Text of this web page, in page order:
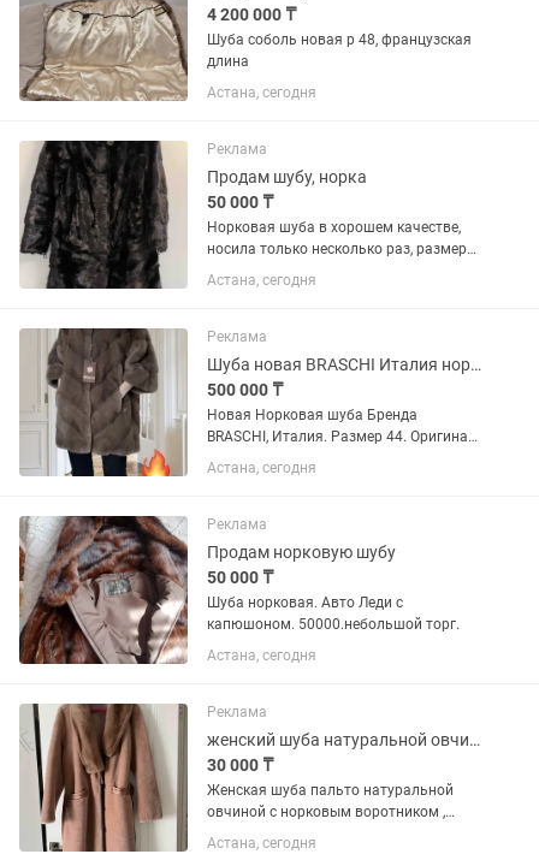
4 200 000 ₸
Шуба соболь новая р 48, французская
длина
Астана, сегодня
Реклама
Продам шубу, норка
50 000 ₸
Норковая шуба в хорошем качестве,
носила только несколько раз, размер
42-44
Астана, сегодня
Реклама
Шуба новая BRASCHI Италия норковая
500 000 ₸
Новая Норковая шуба Бренда
BRASCHI, Италия. Размер 44. Оригинал.
Отличный вариант как подарок на
Құдалық, Юбилей или другой праздник.
плечики, все этикетки на месте,...
Астана, сегодня
Реклама
Продам норковую шубу
50 000 ₸
Шуба норковая. Авто Леди с
капюшоном. 50000.небольшой торг.
Астана, сегодня
Реклама
женский шуба натуральной овчиной с норковым воротником
30 000 ₸
Женская шуба пальто натуральной
овчиной с норковым воротником ,
новый
Астана, сегодня